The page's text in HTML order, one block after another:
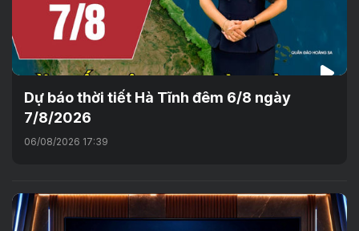
Dự báo thời tiết Hà Tĩnh đêm 6/8 ngày
7/8/2026
06/08/2026 17:39